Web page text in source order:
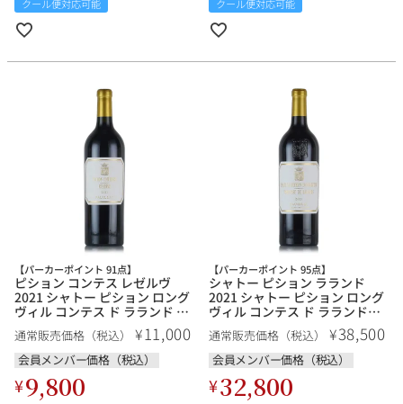
クール便対応可能 クール便対応可能
【パーカーポイント 91点】
ピション コンテス レゼルヴ
2021 シャトー ピション ロング
ヴィル コンテス ド ラランド レ
ゼルヴ ド ラ コンテス レゼルブ
Chateau Pichon Lalande
Pichon Comtesse Reserve フ
ランス ボルドー 赤ワイン
通常販売価格（税込） ¥11,000
会員メンバー価格（税込）
¥9,800
【パーカーポイント 95点】
シャトー ピション ラランド
2021 シャトー ピション ロング
ヴィル コンテス ド ラランド
Chateau Pichon Lalande フラ
ンス ボルドー 赤ワイン
通常販売価格（税込） ¥38,500
会員メンバー価格（税込）
¥32,800